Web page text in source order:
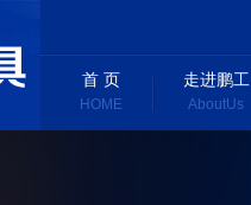
首 页
HOME
走进鹏工
AboutUs